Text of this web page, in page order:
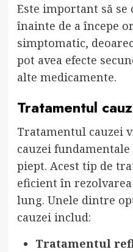
Este important să
înainte de a începe
simptomatic,
pot avea efecte
alte medicamente.
Tratamentul
Tratamentul cauzei
cauzei
piept. Acest tip de
eficient în
lung. Unele dintre
cauzei includ:
Tratamentul